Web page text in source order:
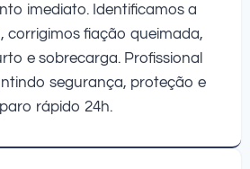
imediato. Identificamos a
corrigimos fiação queimada,
e sobrecarga. Profissional
segurança, proteção e
rápido 24h.